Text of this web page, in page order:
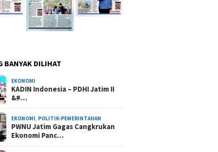
BANYAK DILIHAT
EKONOMI
KADIN Indonesia – PDHI Jatim II
&#…
EKONOMI, POLITIK-PEMERINTAHAN
PWNU Jatim Gagas Cangkrukan
Ekonomi Panc…